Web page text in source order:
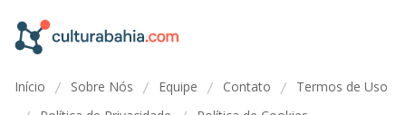
Início / Sobre Nós / Equipe / Contato / Termos de Uso